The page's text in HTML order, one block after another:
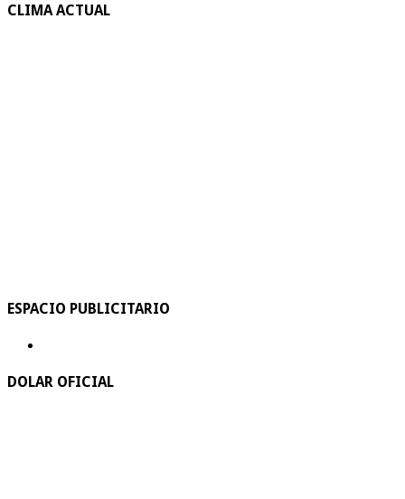
CLIMA ACTUAL
ESPACIO PUBLICITARIO
DOLAR OFICIAL